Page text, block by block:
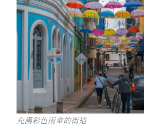
充滿彩色雨傘的街道